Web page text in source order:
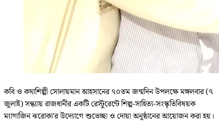
কবি ও কথাশিল্পী সোলায়মান আহসানের ৭০তম জন্মদিন উপলক্ষে মঙ্গলবার (৭
জুলাই) সন্ধ্যায় রাজধানীর একটি রেস্টুরেন্টে শিল্প-সাহিত্য-সংস্কৃতিবিষয়ক
ম্যাগাজিন ঝরোকা'র উদ্যোগে শুভেচ্ছা ও দোয়া অনুষ্ঠানের আয়োজন করা হয়।